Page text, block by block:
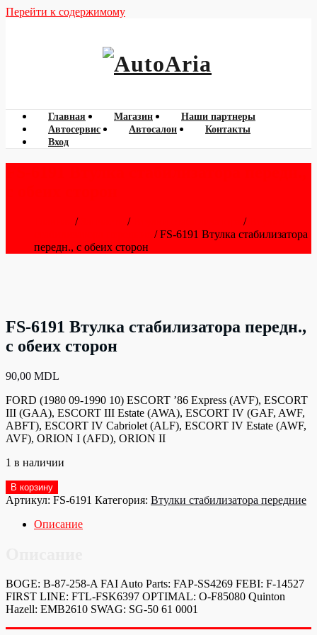
Перейти к содержимому
Главная Магазин
Наши партнеры
Автосервис
Автосалон
Контакты
Вход
/ / /
/ FS-6191 Втулка стабилизатора
передн., с обеих сторон
FS-6191 Втулка стабилизатора передн.,
с обеих сторон
90,00 MDL
FORD (1980 09-1990 10) ESCORT ’86 Express (AVF), ESCORT
III (GAA), ESCORT III Estate (AWA), ESCORT IV (GAF, AWF,
ABFT), ESCORT IV Cabriolet (ALF), ESCORT IV Estate (AWF,
AVF), ORION I (AFD), ORION II
1 в наличии
Количество
товара
6191
обеих
сторон
В корзину
Артикул: FS-6191 Категория: Втулки стабилизатора передние
Описание
BOGE: B-87-258-A FAI Auto Parts: FAP-SS4269 FEBI: F-14527
FIRST LINE: FTL-FSK6397 OPTIMAL: O-F85080 Quinton
Hazell: EMB2610 SWAG: SG-50 61 0001